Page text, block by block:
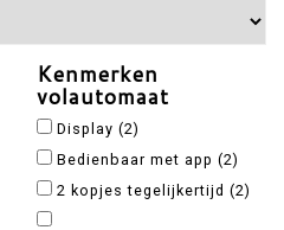
Kenmerken
volautomaat
Display (2)
Bedienbaar met app (2)
2 kopjes tegelijkertijd (2)